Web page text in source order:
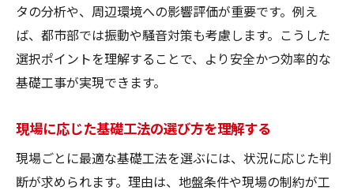
タの分析や、周辺環境への影響評価が重要です。例え
ば、都市部では振動や騒音対策も考慮します。こうした
選択ポイントを理解することで、より安全かつ効率的な
基礎工事が実現できます。
現場に応じた基礎工法の選び方を理解する
現場ごとに最適な基礎工法を選ぶには、状況に応じた判
断が求められます。理由は、地盤条件や現場の制約が工